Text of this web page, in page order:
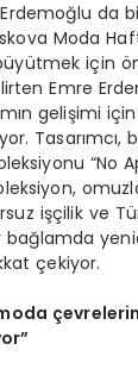
da
Moda
büyütmek için
Emre
gelişimi
Tasarımcı,
“No
işçilik ve
çekiyor.